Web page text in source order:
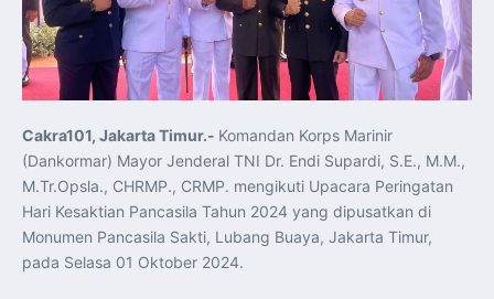
Pelatihan Signal Radio untuk Misi Pertahanan Udara dan
Radar
Menkeu Purbaya Instruksikan Penyelarasan Aturan KEK
untuk Perkuat Daya Saing Industri Dalam Negeri
Mentan Amran Pacu Produksi Gula Nasional, Target
Swasembada Gula Putih Dua Tahun dan Tembus 3 Juta
Ton
Penguatan Kerja Sama Konkret ASEAN Plus Three
Latma ORRUDA 2026 di Vladivostok Perkuat Diplomasi
Maritim TNI AL dan Rusia
Latihan DACT di Exercise Pitch Black 2026 Tingkatkan
Kesiapan Tempur Penerbang TNI AU
Menlu Sugiono: “Kekuatan Ekonomi ASEAN-RRT Harus
Menjadi Penopang Stabilitas Kawasan”
ASEAN dan Amerika Serikat Perkuat Kemitraan untuk
Jaga Stabilitas Kawasan dan Dorong Pertumbuhan
Cakra101, Jakarta Timur.- Komandan Korps Marinir
(Dankormar) Mayor Jenderal TNI Dr. Endi Supardi, S.E., M.M.,
M.Tr.Opsla., CHRMP., CRMP. mengikuti Upacara Peringatan
Hari Kesaktian Pancasila Tahun 2024 yang dipusatkan di
Monumen Pancasila Sakti, Lubang Buaya, Jakarta Timur,
pada Selasa 01 Oktober 2024.